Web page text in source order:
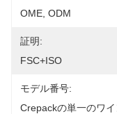
OME, ODM
証明:
FSC+ISO
モデル番号:
Crepackの単一のワ